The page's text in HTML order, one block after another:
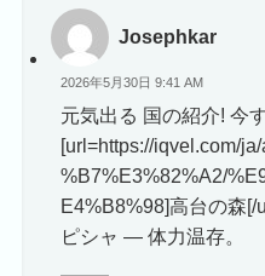
Josephkar
2026年5月30日 9:41 AM
元気出る 国の紹介! 今
[url=https://iqvel.com/
%B7%E3%82%A2/
E4%B8%98]高台の森[/
ピシャ — 体力温存。